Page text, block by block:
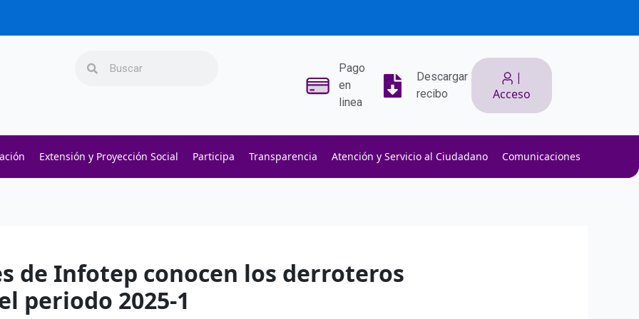
Pago
en
linea
Descargar
recibo
|
Acceso
Extensión y Proyección Social Participa Transparencia Atención y Servicio al Ciudadano Comunicaciones
de Infotep conocen los derroteros
periodo 2025-1